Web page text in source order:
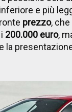
e più
prezzo,
200.000 euro,
la